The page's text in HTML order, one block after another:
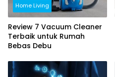
Home Living
Review 7 Vacuum Cleaner
Terbaik untuk Rumah
Bebas Debu